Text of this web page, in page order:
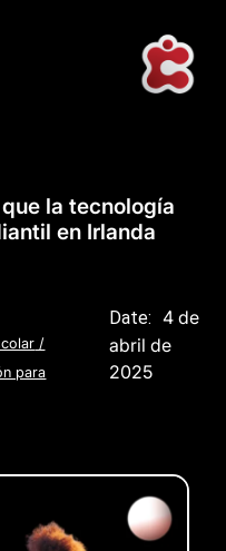
la tecnología
en Irlanda
/
para
Date: 4 de
abril de
2025